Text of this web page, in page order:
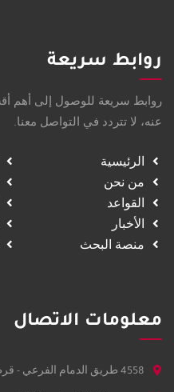
روابط سريعة
روابط سريعة للوصول إلى أهم
عنه، لا تتردد في التواصل معنا.
الرئيسية
من نحن
القواعد
الأخبار
منصة البحث
معلومات الاتصال
4558 طريق الدمام الفرعي - قرطبة الرياض 6900 - 13244.